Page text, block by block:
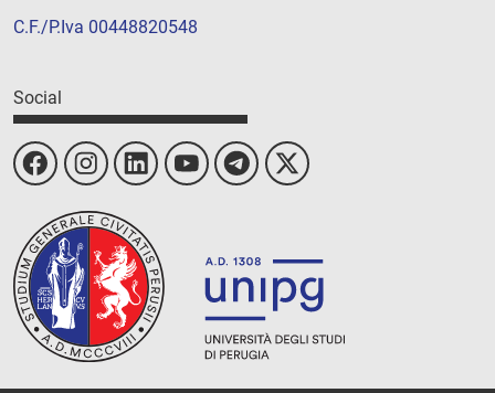
C.F./P.Iva 00448820548
Social